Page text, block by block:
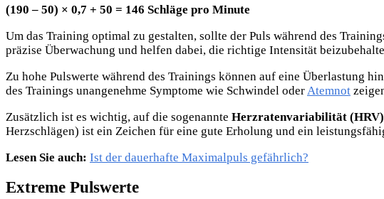
(190 – 50) × 0,7 + 50 = 146 Schläge pro Minute
Um das Training optimal zu gestalten, sollte der Puls während des
präzise Überwachung und helfen dabei, die richtige Intensität
Zu hohe Pulswerte während des Trainings können auf eine Überlastung
des Trainings unangenehme Symptome wie Schwindel oderAtemnot
Zusätzlich ist es wichtig, auf die sogenannte Herzratenvariabilität (HRV)
Herzschlägen) ist ein Zeichen für eine gute Erholung und ein
Lesen Sie auch: Ist der dauerhafte Maximalpuls gefährlich?
Extreme Pulswerte